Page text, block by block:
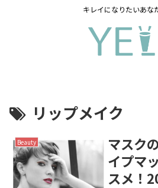
キレイになりたいあな
リップメイク
Beauty
マスク
イプマ
スメ！